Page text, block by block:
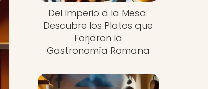
Del Imperio a la Mesa:
Descubre los Platos que
Forjaron la
Gastronomía Romana